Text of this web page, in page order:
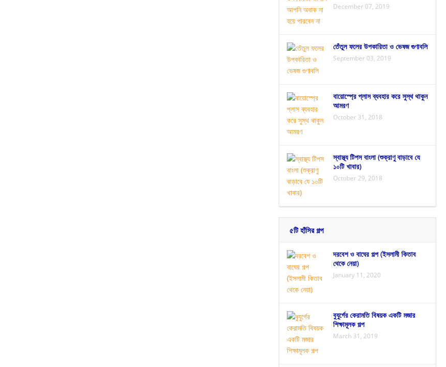
December 07, 2019
তেঁতুল ফলের উপকারিতা ও ভেষজ গুণাবলি
September 03, 2019
বায়োস্প্রে প্লাস ব্যবহার করে সুস্থ থাকুন
আমরণ
October 31, 2018
স্বাস্থ্য টিপস বাংলা (শুক্রাণু বাড়াবে যে
১০টি খাবার)
October 29, 2018
৫টি হাঁসির গল্প
দরবেশ ও বাঘের গল্প (ইসলামী কিতাব
থেকে নেয়া)
January 11, 2020
বুযুর্গের কেরামতি বিষয়ক একটি মজার
শিক্ষামূলক গল্প
March 31, 2019